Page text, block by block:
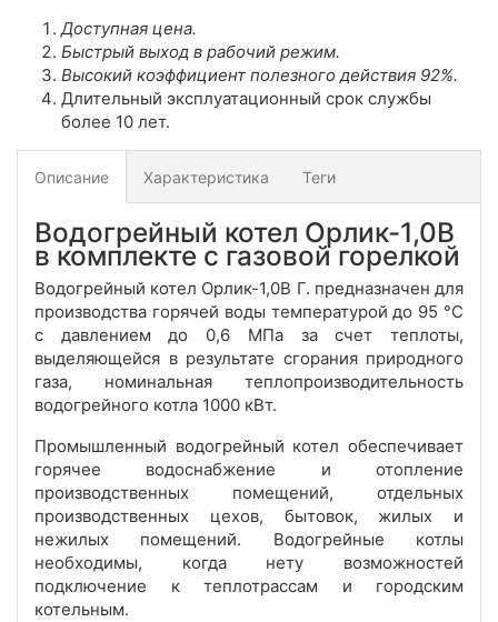
Доступная цена.
Быстрый выход в рабочий режим.
Высокий коэффициент полезного действия 92%.
Длительный эксплуатационный срок службы
более 10 лет.
Описание Характеристика Теги
Водогрейный котел Орлик-1,0В
в комплекте с газовой горелкой
Водогрейный котел Орлик-1,0В Г. предназначен для
производства горячей воды температурой до 95 °С
с давлением до 0,6 МПа за счет теплоты,
выделяющейся в результате сгорания природного
газа, номинальная теплопроизводительность
водогрейного котла 1000 кВт.
Промышленный водогрейный котел обеспечивает
горячее водоснабжение и отопление
производственных помещений, отдельных
производственных цехов, бытовок, жилых и
нежилых помещений. Водогрейные котлы
необходимы, когда нету возможностей
подключение к теплотрассам и городским
котельным.